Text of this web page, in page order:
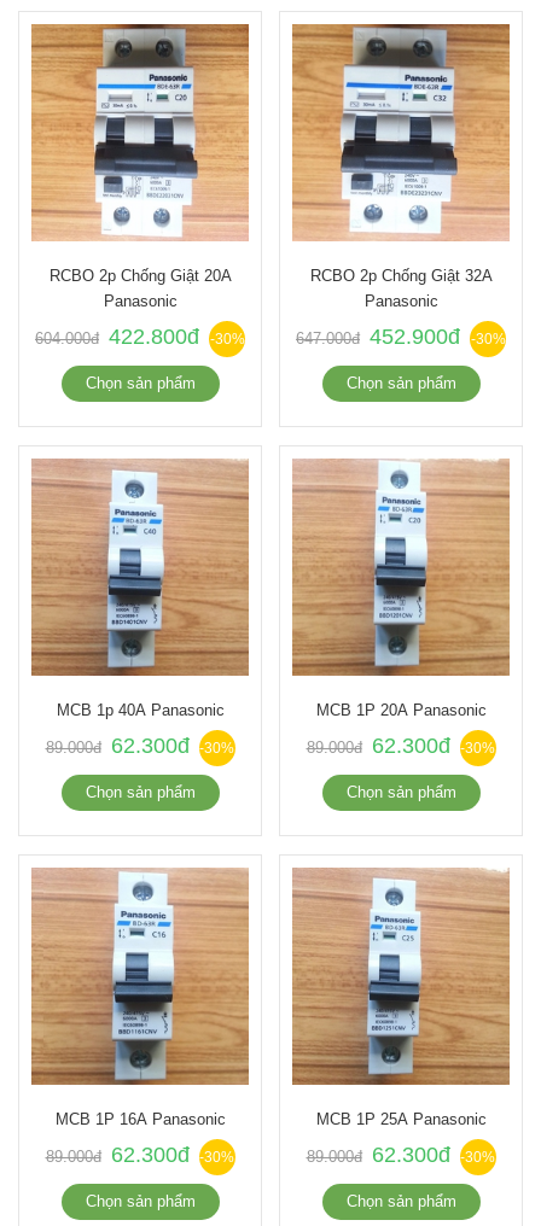
RCBO 2p Chống Giật 20A
Panasonic
604.000đ 422.800đ -30%
Chọn sản phẩm
RCBO 2p Chống Giật 32A
Panasonic
647.000đ 452.900đ -30%
Chọn sản phẩm
MCB 1p 40A Panasonic
89.000đ 62.300đ -30%
Chọn sản phẩm
MCB 1P 20A Panasonic
89.000đ 62.300đ -30%
Chọn sản phẩm
MCB 1P 16A Panasonic
89.000đ 62.300đ -30%
Chọn sản phẩm
MCB 1P 25A Panasonic
89.000đ 62.300đ -30%
Chọn sản phẩm